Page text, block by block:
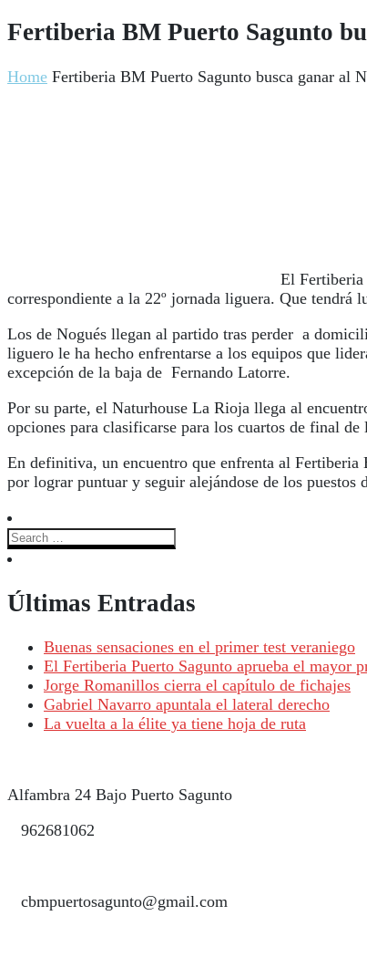
Fertiberia BM Puerto Sagunto
Home Fertiberia BM Puerto Sagunto busca ganar al
El Fertiberia
correspondiente a la 22º jornada liguera. Que tendrá
Los de Nogués llegan al partido tras perder a
liguero le ha hecho enfrentarse a los equipos que
excepción de la baja de Fernando Latorre.
Por su parte, el Naturhouse La Rioja llega al
opciones para clasificarse para los cuartos de final
En definitiva, un encuentro que enfrenta al
por lograr puntuar y seguir alejándose de los puestos
Últimas Entradas
Buenas sensaciones en el primer test veraniego
El Fertiberia Puerto Sagunto aprueba el mayor
Jorge Romanillos cierra el capítulo de fichajes
Gabriel Navarro apuntala el lateral derecho
La vuelta a la élite ya tiene hoja de ruta
Alfambra 24 Bajo Puerto Sagunto
962681062
cbmpuertosagunto@gmail.com